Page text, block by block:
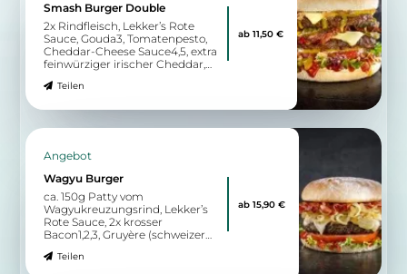
Smash Burger Double
2x Rindfleisch, Lekker’s Rote
Sauce, Gouda3, Tomatenpesto,
Cheddar-Cheese Sauce4,5, extra
feinwürziger irischer Cheddar,
gegrillte Tomate0, knackiger
Teilen
ab 11,50 €
Angebot
Wagyu Burger
ca. 150g Patty vom
Wagyukreuzungsrind, Lekker’s
Rote Sauce, 2x krosser
Bacon1,2,3, Gruyère (schweizer
Tomate, knackiger Blattsalat
Teilen
ab 15,90 €